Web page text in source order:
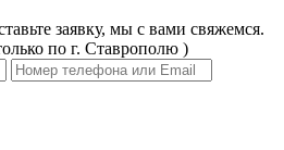
заявку, мы с вами свяжемся.
по г. Ставрополю )